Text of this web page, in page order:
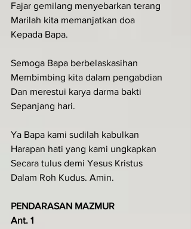
Fajar gemilang menyebarkan terang
Marilah kita memanjatkan doa
Kepada Bapa.
Semoga Bapa berbelaskasihan
Membimbing kita dalam pengabdian
Dan merestui karya darma bakti
Sepanjang hari.
Ya Bapa kami sudilah kabulkan
Harapan hati yang kami ungkapkan
Secara tulus demi Yesus Kristus
Dalam Roh Kudus. Amin.
PENDARASAN MAZMUR
Ant. 1